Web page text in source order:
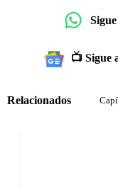
📺 Sigue
Relacionados